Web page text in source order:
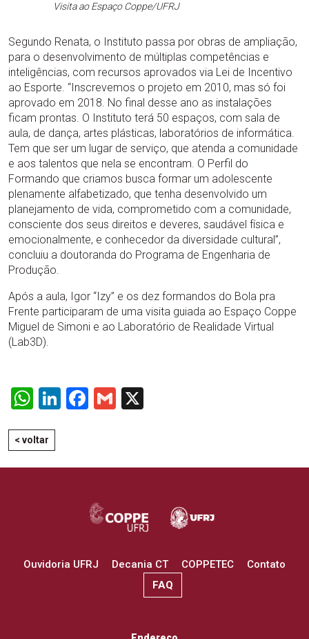
Visita ao Espaço Coppe/UFRJ
Segundo Renata, o Instituto passa por obras de ampliação,
para o desenvolvimento de múltiplas competências e
inteligências, com recursos aprovados via Lei de Incentivo
ao Esporte. “Inscrevemos o projeto em 2010, mas só foi
aprovado em 2018. No final desse ano as instalações
ficam prontas. O Instituto terá 50 espaços, com sala de
aula, de dança, artes plásticas, laboratórios de informática.
Tem que ser um lugar de serviço, que atenda a comunidade
e aos talentos que nela se encontram. O Perfil do
Formando que criamos busca formar um adolescente
plenamente alfabetizado, que tenha desenvolvido um
planejamento de vida, comprometido com a comunidade,
consciente dos seus direitos e deveres, saudável física e
emocionalmente, e conhecedor da diversidade cultural”,
concluiu a doutoranda do Programa de Engenharia de
Produção.
Após a aula, Igor “Izy” e os dez formandos do Bola pra
Frente participaram de uma visita guiada ao Espaço Coppe
Miguel de Simoni e ao Laboratório de Realidade Virtual
(Lab3D).
WhatsApp
LinkedIn
Facebook
Gmail
< voltar
Ouvidoria UFRJ Decania CT COPPETEC
Contato
FAQ